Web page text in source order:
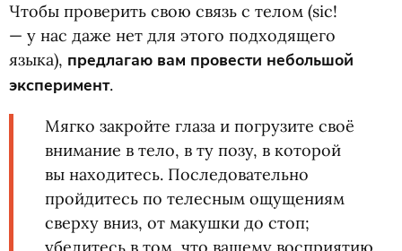
Чтобы проверить свою связь с телом (sic!
— у нас даже нет для этого подходящего
языка), предлагаю вам провести небольшой
эксперимент.
Мягко закройте глаза и погрузите своё
внимание в тело, в ту позу, в которой
вы находитесь. Последовательно
пройдитесь по телесным ощущениям
сверху вниз, от макушки до стоп;